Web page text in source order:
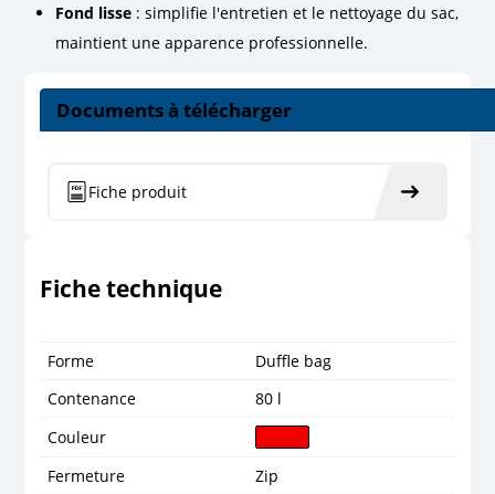
Fond lisse : simplifie l'entretien et le nettoyage du sac,
maintient une apparence professionnelle.
Documents à télécharger
Fiche produit
Fiche technique
Forme
Duffle bag
Contenance
80 l
Couleur
Fermeture
Zip